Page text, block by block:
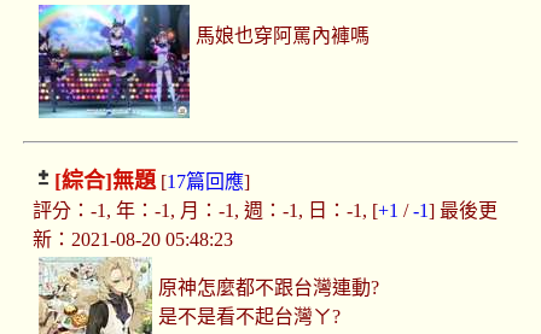
馬娘也穿阿罵內褲嗎
[綜合]無題[17篇回應]
評分：-1, 年：-1, 月：-1, 週：-1, 日：-1, [+1 /-1] 最後更
新：2021-08-20 05:48:23
原神怎麼都不跟台灣連動?
是不是看不起台灣ㄚ?